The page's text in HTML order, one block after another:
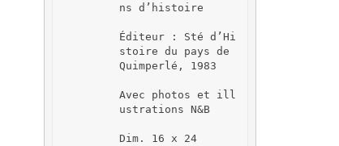
ns d’histoire
Éditeur : Sté d’Hi
stoire du pays de
Quimperlé, 1983
Avec photos et ill
ustrations N&B
Dim. 16 x 24